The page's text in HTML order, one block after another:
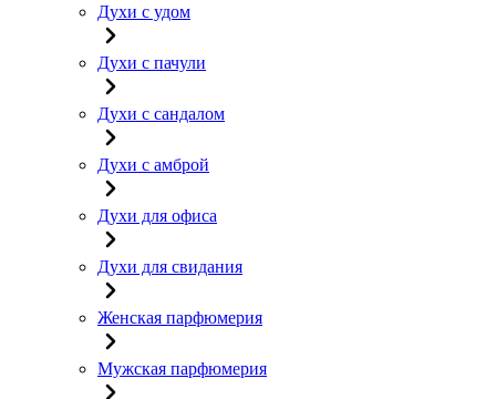
Духи с удом
Духи с пачули
Духи с сандалом
Духи с амброй
Духи для офиса
Духи для свидания
Женская парфюмерия
Мужская парфюмерия